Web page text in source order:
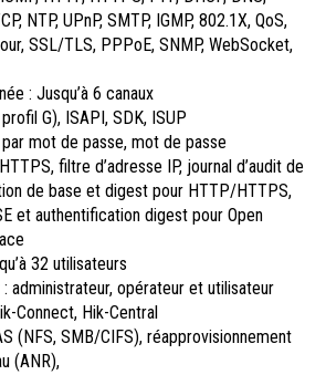
NTP, UPnP, SMTP, IGMP, 802.1X, QoS,
SSL/TLS, PPPoE, SNMP, WebSocket,
: Jusqu’à 6 canaux
G), ISAPI, SDK, ISUP
mot de passe, mot de passe
filtre d’adresse IP, journal d’audit de
de base et digest pour HTTP/HTTPS,
et authentification digest pour Open
32 utilisateurs
: administrateur, opérateur et utilisateur
Connect, Hik-Central
(NFS, SMB/CIFS), réapprovisionnement
(ANR),